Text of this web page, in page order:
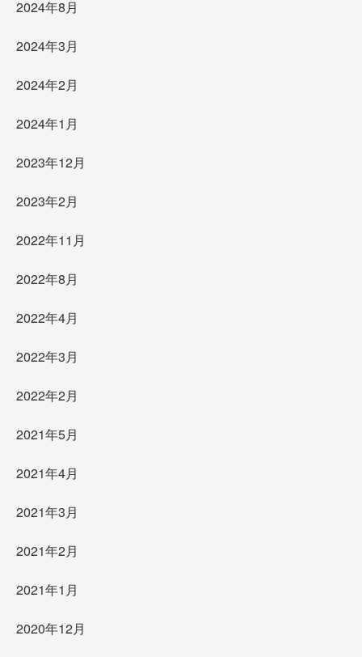
2024年8月
2024年3月
2024年2月
2024年1月
2023年12月
2023年2月
2022年11月
2022年8月
2022年4月
2022年3月
2022年2月
2021年5月
2021年4月
2021年3月
2021年2月
2021年1月
2020年12月